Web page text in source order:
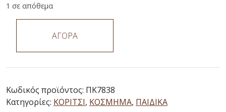
1 σε απόθεμα
ΑΓΟΡΑ
Κωδικός προϊόντος: ΠΚ7838
Κατηγορίες: ΚΟΡΙΤΣΙ, ΚΟΣΜΗΜΑ, ΠΑΙΔΙΚΑ